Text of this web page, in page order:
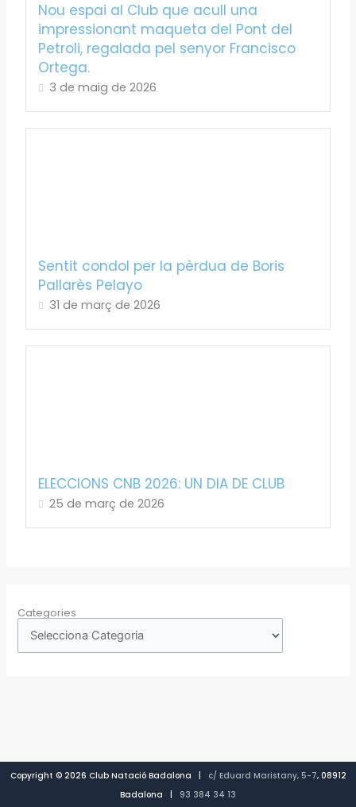
Nou espai al Club que acull una
impressionant maqueta del Pont del
Petroli, regalada pel senyor Francisco
Ortega.
3 de maig de 2026
Sentit condol per la pèrdua de Boris
Pallarès Pelayo
31 de març de 2026
ELECCIONS CNB 2026: UN DIA DE CLUB
25 de març de 2026
Categories
Copyright © 2026 Club Natació Badalona | c/ Eduard Maristany, 5-7, 08912
Badalona | 93 384 34 13